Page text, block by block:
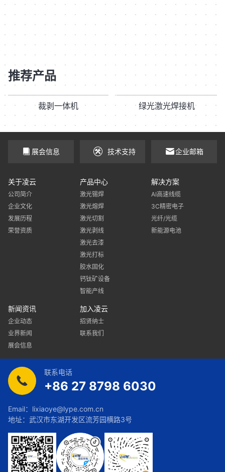
推荐产品
裁剥一体机 绿光激光焊接机
展会信息 技术支持 企业邮箱
关于凌云
公司简介
企业文化
发展历程
荣誉资质
产品中心
激光锡焊
激光熔焊
激光切割
激光剥线
激光去漆
激光打标
胶水固化
钙钛矿设备
智能产线
解决方案
AI高速线缆
3C精密电子
光纤/光缆
新能源电池
新闻资讯
企业动态
业界新闻
展会信息
加入凌云
招贤纳士
联系我们
联系电话
+86 27 8798 6030
Email： lixiaoye@lype.com.cn
地址：武汉市东湖开发区流芳园横路3号